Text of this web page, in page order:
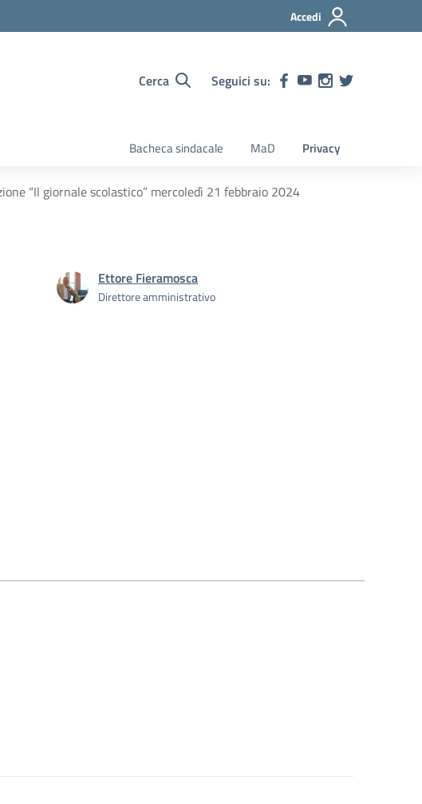
Accedi
Cerca Seguici su:
Bacheca sindacale MaD Privacy
“Il giornale scolastico” mercoledì 21 febbraio 2024
Ettore Fieramosca
Direttore amministrativo